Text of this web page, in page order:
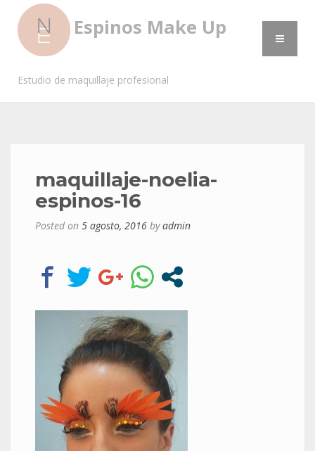
Espinos Make Up
Estudio de maquillaje profesional
maquillaje-noelia-
espinos-16
Posted on 5 agosto, 2016 byadmin